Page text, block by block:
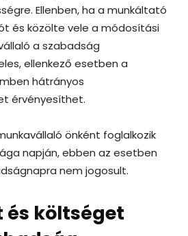
Ellenben, ha a munkáltató
és közölte vele a módosítási
a szabadság
ellenkező esetben a
hátrányos
érvényesíthet.
önként foglalkozik
napján, ebben az esetben
nem jogosult.
és költséget